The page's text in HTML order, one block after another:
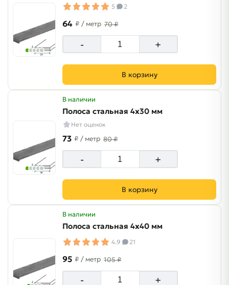
5 2
64 ₽ / метр 70 ₽
- +
В корзину
В наличии
Полоса стальная 4х30 мм
Нет оценок
73 ₽ / метр 80 ₽
- +
В корзину
В наличии
Полоса стальная 4х40 мм
4.9 21
95 ₽ / метр 105 ₽
- +